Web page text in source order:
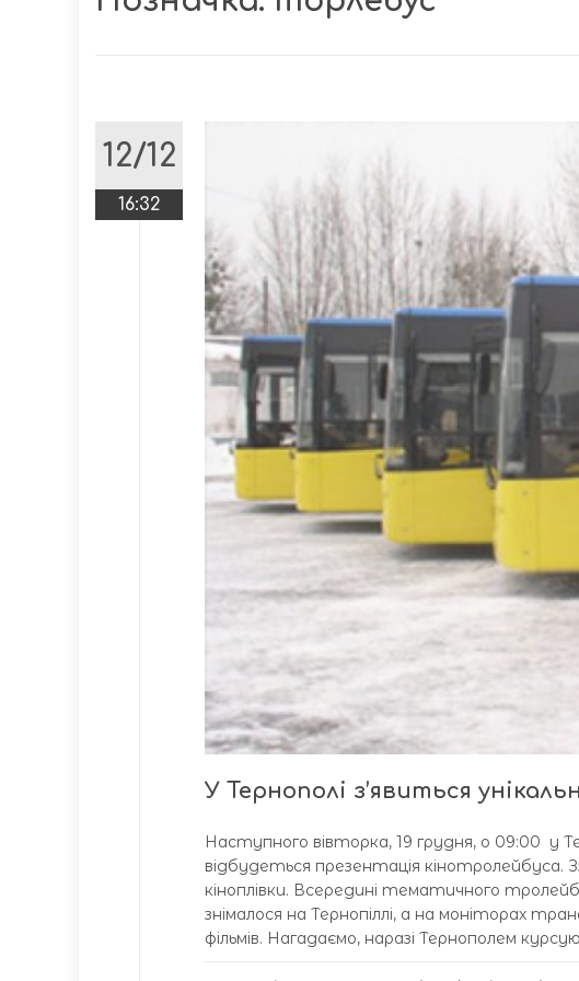
12/12
16:32
У Тернополі з’явиться
Наступного вівторка, 19 грудня, о 09:00 у
відбудеться презентація
кіноплівки. Всередині тематичного
знімалося на Тернопіллі, а на моніторах
фільмів. Нагадаємо, наразі Тернополем